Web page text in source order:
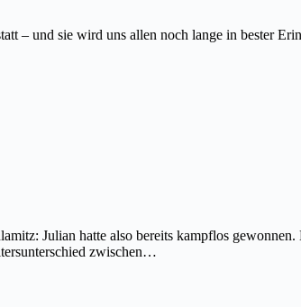
– und sie wird uns allen noch lange in bester
Julian hatte also bereits kampflos
zwischen…